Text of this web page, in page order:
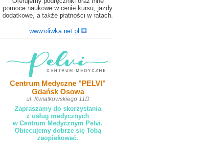
pomoce naukowe w cenie kursu, jazdy
dodatkowe, a także płatności w ratach.
www.oliwka.net.pl
Centrum Medyczne "PELVI"
Gdańsk Osowa
ul. Kwiatkowskiego 11D
Zapraszamy do skorzystania
z usług medycznych
w Centrum Medycznym Pelvi.
Obiecujemy dobrze się Tobą
zaopiekować.